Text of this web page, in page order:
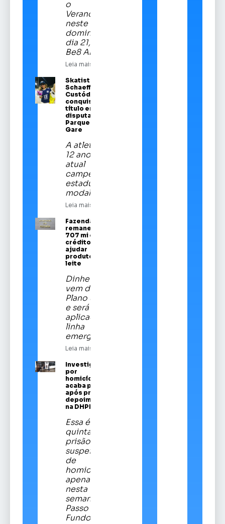
o
Veranópolis
neste
domingo,
dia 21, na
Be8 Arena
Leia mais
Skatista Alice
Schaeffer
Custódio
conquista
título em
disputa no
Parque da
Gare
A atleta de
12 anos é a
atual
campeã
estadual da
modalidade
Leia mais
Fazenda
remaneja R$
707 mi em
crédito para
ajudar
produtores de
leite
Dinheiro
vem do
Plano Safra
e será
aplicado em
linha
emergencial
Leia mais
Investigado
por
homicídios
acaba preso
após prestar
depoimento
na DHPP
Essa é a
quinta
prisão de
suspeitos
de
homicídios
apenas
nesta
semana em
Passo
Fundo